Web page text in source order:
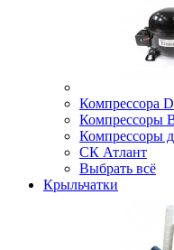
Компрессора
Компрессоры
Компрессоры
СК Атлант
Выбрать всё
Крыльчатки